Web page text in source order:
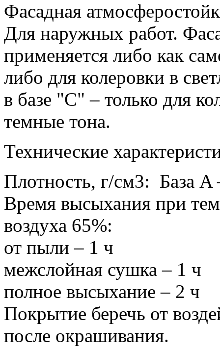
Фасадная
Для наружных работ.
применяется либо как
либо для колеровки в
в базе "С" – только для
темные тона.
Технические
Плотность, г/см3: База A
Время высыхания при
воздуха 65%:
от пыли – 1 ч
межслойная сушка – 1 ч
полное высыхание – 2 ч
Покрытие беречь от
после окрашивания.